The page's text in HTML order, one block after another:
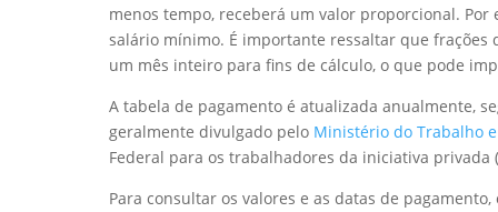
menos tempo, receberá um valor proporcional.
salário mínimo. É importante ressaltar que frações
um mês inteiro para fins de cálculo, o que pode
A tabela de pagamento é atualizada anualmente,
geralmente divulgado pelo Ministério do Trabalho
Federal para os trabalhadores da iniciativa privada
Para consultar os valores e as datas de